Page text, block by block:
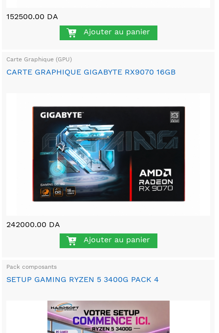
152500.00 DA
Ajouter au panier
Carte Graphique (GPU)
CARTE GRAPHIQUE GIGABYTE RX9070 16GB
242000.00 DA
Ajouter au panier
Pack composants
SETUP GAMING RYZEN 5 3400G PACK 4